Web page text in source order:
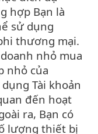
hợp Bạn là
sử dụng
thương mại.
nhỏ mua
nhỏ của
Tài khoản
đến hoạt
ra, Bạn có
lượng thiết bị